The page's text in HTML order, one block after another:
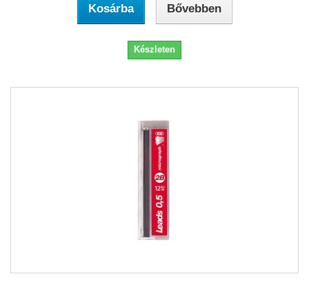
Kosárba Bővebben
Készleten